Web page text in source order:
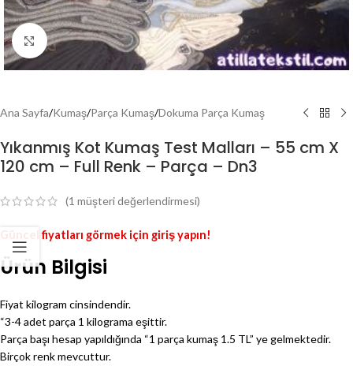
Genişlet
Ana Sayfa/Kumaş/Parça Kumaş/Dokuma Parça Kumaş
Yıkanmış Kot Kumaş Test Malları – 55 cm X
120 cm – Full Renk – Parça – Dn3
(1 müşteri değerlendirmesi)
Güncel fiyatları görmek için giriş yapın!
Ürün Bilgisi
Fiyat kilogram cinsindendir.
“3-4 adet parça 1 kilograma eşittir.
Parça başı hesap yapıldığında “1 parça kumaş 1.5 TL” ye gelmektedir.
Birçok renk mevcuttur.